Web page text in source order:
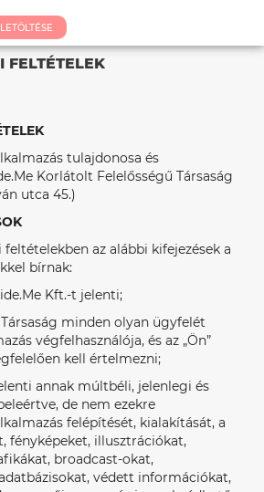
FELTÉTELEK
tulajdonosa és
Korlátolt Felelősségű Társaság
utca 45.)
feltételekben az alábbi kifejezések a
bírnak:
Kft.-t jelenti;
Társaság minden olyan ügyfelét
végfelhasználója, és az „Ön”
kell értelmezni;
annak múltbéli, jelenlegi és
de nem ezekre
felépítését, kialakítását, a
fényképeket, illusztrációkat,
broadcast-okat,
védett információkat,